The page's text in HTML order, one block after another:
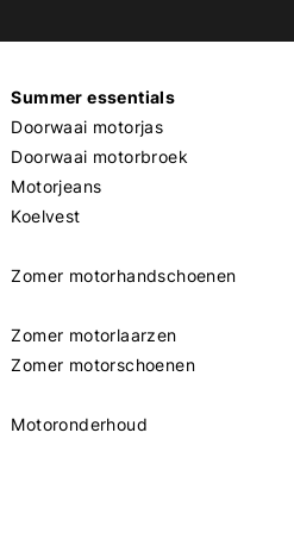
Summer essentials
Doorwaai motorjas
Doorwaai motorbroek
Motorjeans
Koelvest
Zomer motorhandschoenen
Zomer motorlaarzen
Zomer motorschoenen
Motoronderhoud